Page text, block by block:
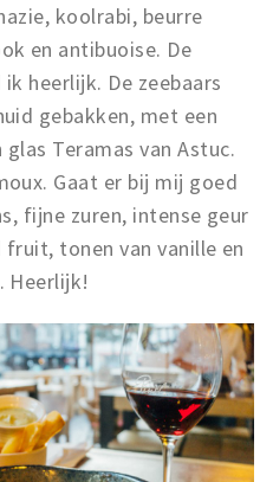
koolrabi, beurre
en antibuoise. De
heerlijk. De zeebaars
gebakken, met een
Teramas van Astuc.
Gaat er bij mij goed
fijne zuren, intense geur
tonen van vanille en
Heerlijk!